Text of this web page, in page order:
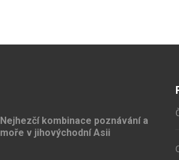
Nejhezčí kombinace poznávání a
moře v jihovýchodní Asii